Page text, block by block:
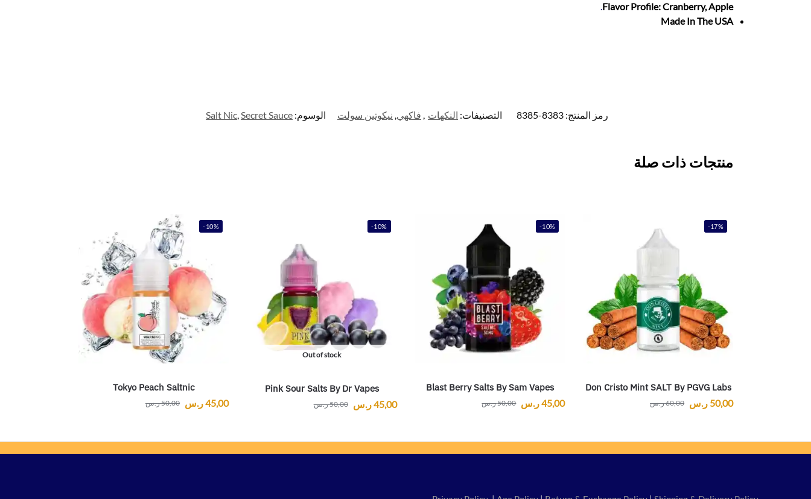
Flavor Profile: Cranberry, Apple
.
Made In The USA
رمز المنتج: 8383-8385 التصنيفات: النكهات , فاكهي, نيكوتين سولت الوسوم: Salt Nic,Secret Sauce
منتجات ذات صلة
-17%
Don Cristo Mint SALT By PGVG Labs
60,00ر.س 50,00 ر.س
-10%
Blast Berry Salts By Sam Vapes
50,00ر.س 45,00ر.س
-10%
Out of stock
Pink Sour Salts By Dr Vapes
50,00ر.س 45,00ر.س
-10%
Tokyo Peach Saltnic
50,00ر.س 45,00ر.س